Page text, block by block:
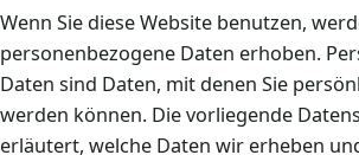
Wenn Sie diese Website benutzen,
personenbezogene Daten erhoben.
Daten sind Daten, mit denen Sie
werden können. Die vorliegende
erläutert, welche Daten wir erheben